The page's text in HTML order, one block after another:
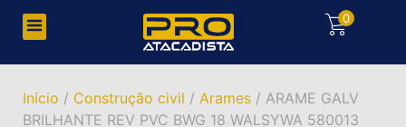
0
Início / Construção civil / Arames / ARAME GALV
BRILHANTE REV PVC BWG 18 WALSYWA 580013